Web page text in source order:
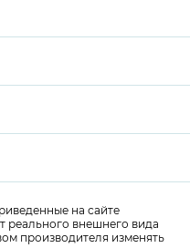
на сайте
реального внешнего вида
производителя изменять